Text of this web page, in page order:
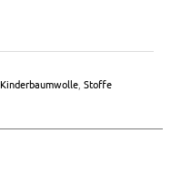
Kinderbaumwolle Stoffe